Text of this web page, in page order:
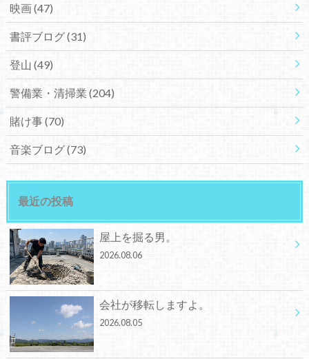
映画(47)
書評ブログ(31)
登山 (49)
警備業・清掃業 (204)
賭け事(70)
音楽ブログ(73)
最近の投稿
屋上を掘る男。
2026.08.06
会社が移転しますよ。
2026.08.05